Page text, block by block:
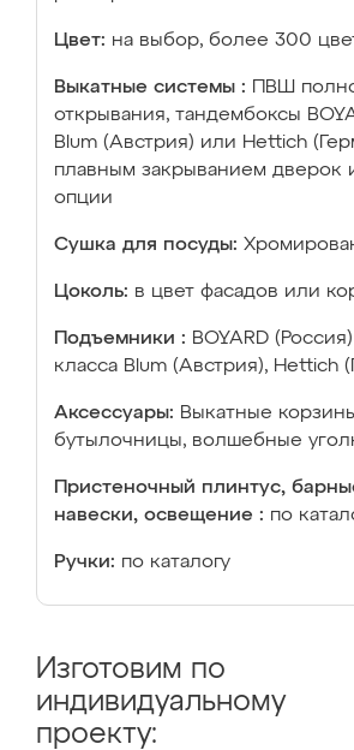
Цвет: на выбор, более 300
Выкатные системы :
ПВШ
открывания, тандембоксы
Blum (Австрия) или Hettich
плавным закрыванием дверок
опции
Сушка для посуды:
Цоколь: в цвет фасадов или
Подъемники : BOYARD
класса Blum (Австрия), Hettich
Аксессуары: Выкатные
бутылочницы, волшебные
Пристеночный плинтус,
навески, освещение : по
Ручки: по каталогу
Изготовим по
индивидуальному
проекту: